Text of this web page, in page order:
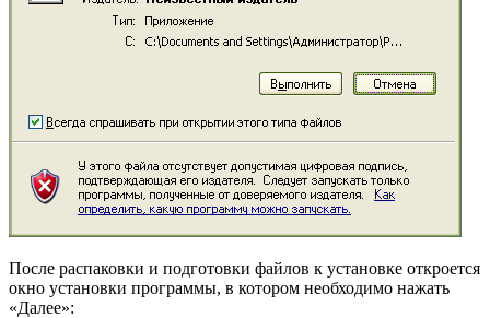
После распаковки и подготовки файлов к установке откроется
окно установки программы, в котором необходимо нажать
«Далее»: